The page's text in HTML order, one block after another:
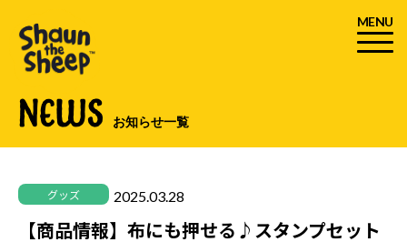
MENU
NEWS お知らせ一覧
グッズ 2025.03.28
【商品情報】布にも押せる♪スタンプセット